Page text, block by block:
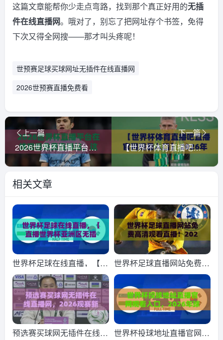
这篇文章能帮你少走点弯路，找到那个真正好用的无插
件在线直播网。哦对了，别忘了把网址存个书签，免得
下次又得全网搜——那才叫头疼呢！
世预赛足球买球网址无插件在线直播网
2026世预赛直播免费看
上一篇
2026世界杯直播平台在线观看免费直播站，这些隐藏功能你绝对想不到！
下一篇
【世界杯体育直播吧直播官网观看入口】 2026年美加墨世界杯观赛必备！官方入口与直播攻略全解析
相关文章
世界杯足球在线直播，【直
播世界杯亚洲区无插件在线
直播网】2026年观赛指南
世界杯足球直播网站免费高
清观看直播！2026观赛指
南与避坑攻略（世界杯足球
直播）
预选赛买球网无插件在线直 世界杯投球地址直播官网观